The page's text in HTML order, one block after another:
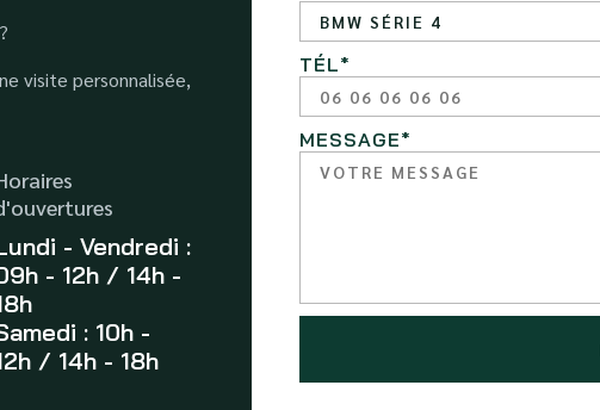
visite personnalisée,
- Vendredi :
- 12h / 14h -
: 10h -
/ 14h - 18h
TÉL*
MESSAGE*